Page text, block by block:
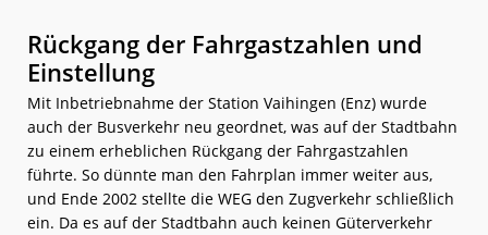
Rückgang der Fahrgastzahlen und
Einstellung
Mit Inbetriebnahme der Station Vaihingen (Enz) wurde
auch der Busverkehr neu geordnet, was auf der Stadtbahn
zu einem erheblichen Rückgang der Fahrgastzahlen
führte. So dünnte man den Fahrplan immer weiter aus,
und Ende 2002 stellte die WEG den Zugverkehr schließlich
ein. Da es auf der Stadtbahn auch keinen Güterverkehr